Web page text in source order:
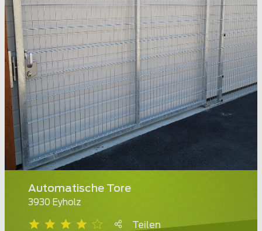
Automatische Tore
3930 Eyholz
Teilen